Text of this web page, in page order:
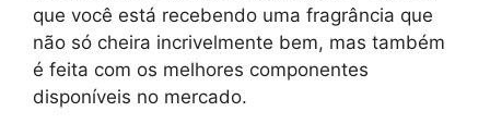
que você está recebendo uma fragrância que
não só cheira incrivelmente bem, mas também
é feita com os melhores componentes
disponíveis no mercado.